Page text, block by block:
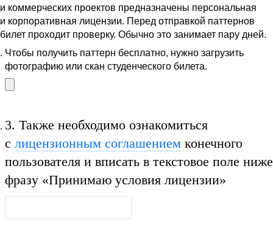
и коммерческих проектов предназначены персональная
и корпоративная лицензии. Перед отправкой паттернов
билет проходит проверку. Обычно это занимает пару дней.
Чтобы получить паттерн бесплатно, нужно загрузить
фотографию или скан студенческого билета.
3. Также необходимо ознакомиться
с лицензионным соглашением конечного
пользователя и вписать в текстовое поле ниже
фразу «Принимаю условия лицензии»